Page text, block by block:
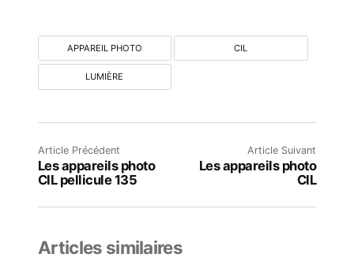
APPAREIL PHOTO CIL
LUMIÈRE
Article Précédent
Les appareils photo
CIL pellicule 135
Article Suivant
Les appareils photo
CIL
Articles similaires